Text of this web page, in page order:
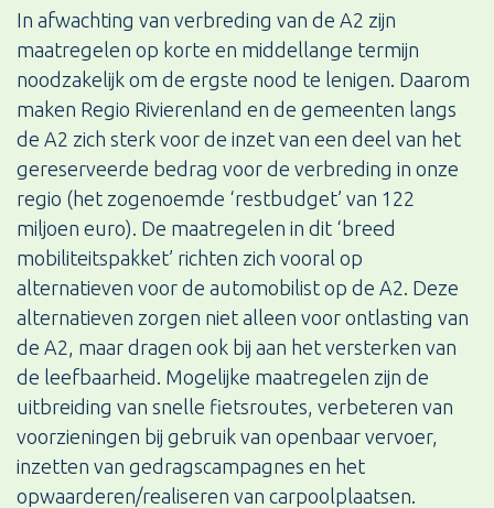
In afwachting van verbreding van de A2 zijn
maatregelen op korte en middellange termijn
noodzakelijk om de ergste nood te lenigen. Daarom
maken Regio Rivierenland en de gemeenten langs
de A2 zich sterk voor de inzet van een deel van het
gereserveerde bedrag voor de verbreding in onze
regio (het zogenoemde ‘restbudget’ van 122
miljoen euro). De maatregelen in dit ‘breed
mobiliteitspakket’ richten zich vooral op
alternatieven voor de automobilist op de A2. Deze
alternatieven zorgen niet alleen voor ontlasting van
de A2, maar dragen ook bij aan het versterken van
de leefbaarheid. Mogelijke maatregelen zijn de
uitbreiding van snelle fietsroutes, verbeteren van
voorzieningen bij gebruik van openbaar vervoer,
inzetten van gedragscampagnes en het
opwaarderen/realiseren van carpoolplaatsen.